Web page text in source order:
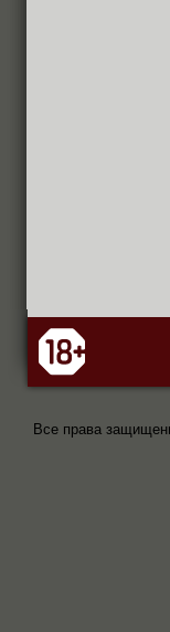
Все права